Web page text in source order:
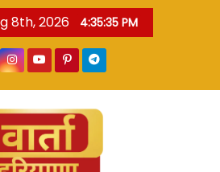
8th, 2026 4:35:36 PM